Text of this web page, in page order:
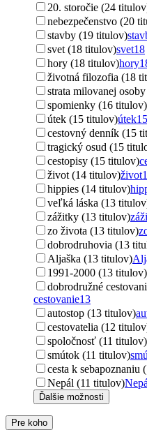
20. storočie (24
nebezpečenstvo (20
stavby (19 titulov)
svet (18 titulov)svet18
hory (18 titulov)hory
životná filozofia (18
strata milovanej
spomienky (16 titulov)
útek (15 titulov)útek15
cestovný denník (15
tragický osud (15
cestopisy (15 titulov)
život (14 titulov)život
hippies (14 titulov)
veľká láska (13
zážitky (13 titulov)
zo života (13 titulov)
dobrodruhovia (13
Aljaška (13 titulov)
1991-2000 (13 titulov)
dobrodružné
cestovanie13
autostop (13 titulov)
cestovatelia (12
spoločnosť (11 titulov)
smútok (11 titulov)
cesta k sebapoznaniu
Nepál (11 titulov)
Ďalšie možnosti
Pre koho